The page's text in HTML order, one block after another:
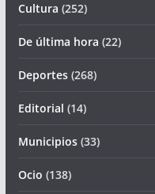
Cultura (252)
De última hora (22)
Deportes(268)
Editorial (14)
Municipios(33)
Ocio (138)